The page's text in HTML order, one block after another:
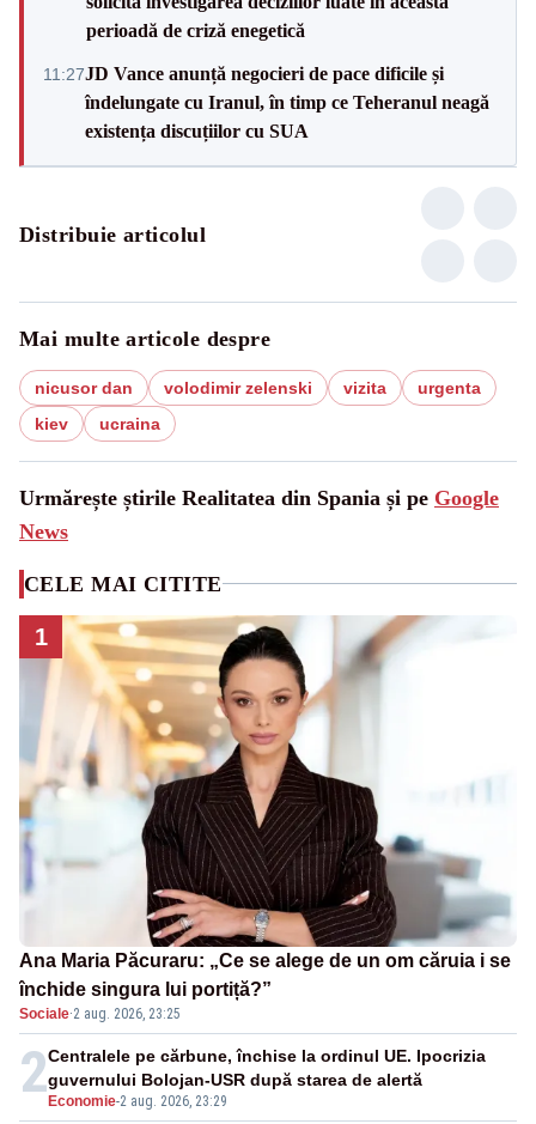
perioadă de criză enegetică
11:27JD Vance anunță negocieri de pace dificile și
îndelungate cu Iranul, în timp ce Teheranul neagă
existența discuțiilor cu SUA
Distribuie articolul
Mai multe articole despre
nicusor dan volodimir zelenski vizita
urgenta
kiev
ucraina
Urmărește știrile Realitatea din Spania și pe Google
News
CELE MAI CITITE
1
Ana Maria Păcuraru: „Ce se alege de un om căruia i se
închide singura lui portiță?”
Sociale·2 aug. 2026, 23:25
2 Economie-2 aug. 2026, 23:29
Centralele pe cărbune, închise la ordinul UE. Ipocrizia
guvernului Bolojan-USR după starea de alertă